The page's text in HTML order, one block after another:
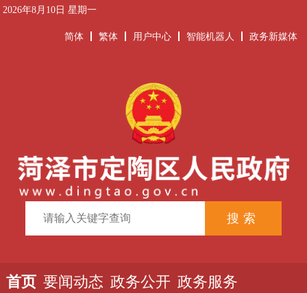
2026年8月10日 星期一
简体 繁体 用户中心 智能机器人 政务新媒体
首页 要闻动态 政务公开 政务服务